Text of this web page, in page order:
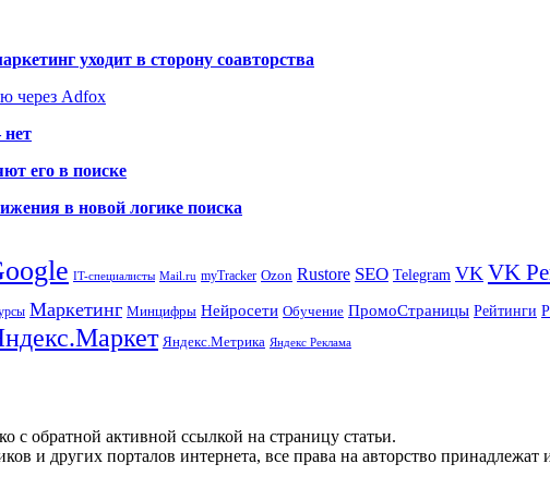
уходит в сторону соавторства
через Adfox
его в поиске
в новой логике поиска
IT-специалисты Mail.ru myTracker Ozon Rustore SEO Telegram VK VK
Маркетинг Минцифры Нейросети Обучение ПромоСтраницы Рейтинги
Яндекс.Метрика Яндекс Реклама
с обратной активной ссылкой на страницу статьи.
и других порталов интернета, все права на авторство принадлежат